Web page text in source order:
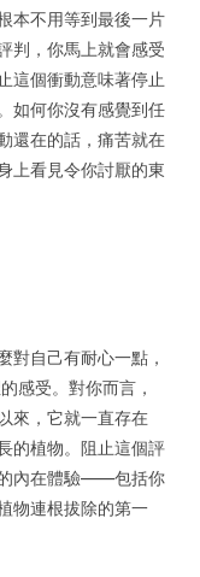
本不用等到最後一片
判，你馬上就會感受
這個衝動意味著停止
如何你沒有感覺到任
還在的話，痛苦就在
上看見令你討厭的東
對自己有耐心一點，
感受。對你而言，
來，它就一直存在
的植物。阻止這個評
內在體驗——包括你
物連根拔除的第一